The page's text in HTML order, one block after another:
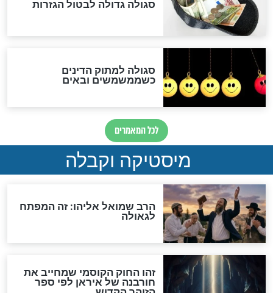
מה יהיה בימות המשיח?
"לפני הגאולה תהיה אפיקורסות
והכחשה גדולה מאוד של
האמונה"
האם לאחר בוא המשיח יהיה
אפשר לחזור בתשובה?